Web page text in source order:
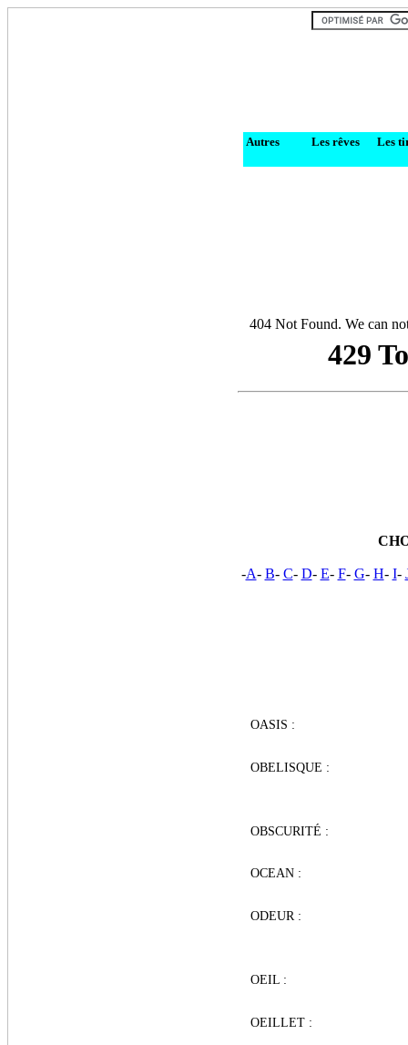
Autres Les rêves Les
-A- B- C- D- E- F- G- H- I-